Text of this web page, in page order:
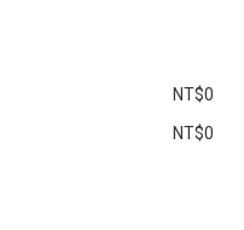
NT$0
NT$0